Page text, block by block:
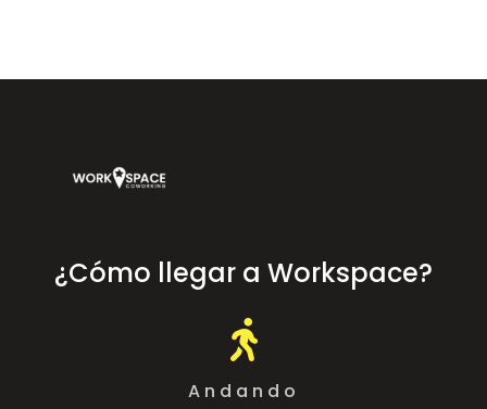
¿Cómo llegar a Workspace?

Andando